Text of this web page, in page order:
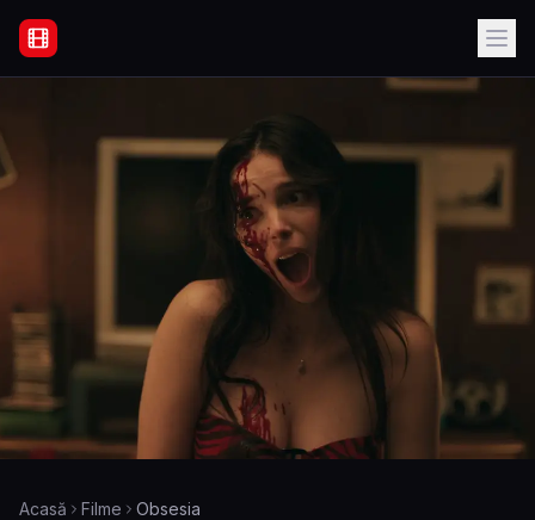
Filme Online Subtitrate - Acasă
Acasă Filme Obsesia